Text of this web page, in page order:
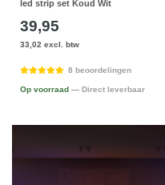
led strip set Koud Wit
39,95
33,02 excl. btw
8 beoordelingen
Op voorraad — Direct leverbaar